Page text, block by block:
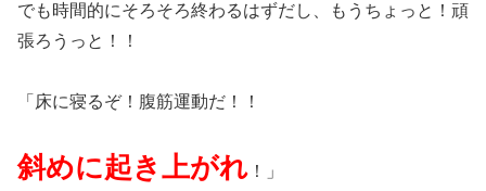
でも時間的にそろそろ終わるはずだし、もうちょっと！頑
張ろうっと！！
「床に寝るぞ！腹筋運動だ！！
斜めに起き上がれ ！」